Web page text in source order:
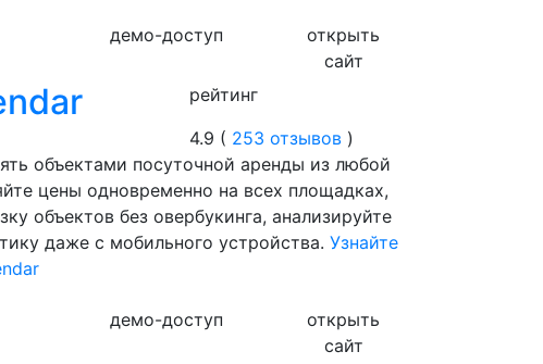
демо-доступ
открыть
сайт
рейтинг
4.9 ( 253 отзывов )
объектами посуточной аренды из любой
цены одновременно на всех площадках,
объектов без овербукинга, анализируйте
даже с мобильного устройства. Узнайте
демо-доступ
открыть
сайт